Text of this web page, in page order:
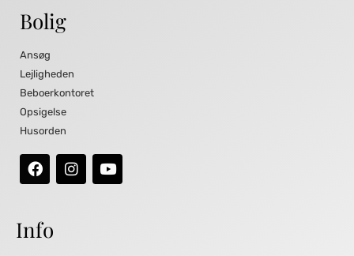
Bolig
Ansøg
Lejligheden
Beboerkontoret
Opsigelse
Husorden
Info